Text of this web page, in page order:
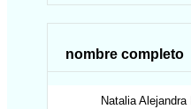
nombre completo
Natalia Alejandra